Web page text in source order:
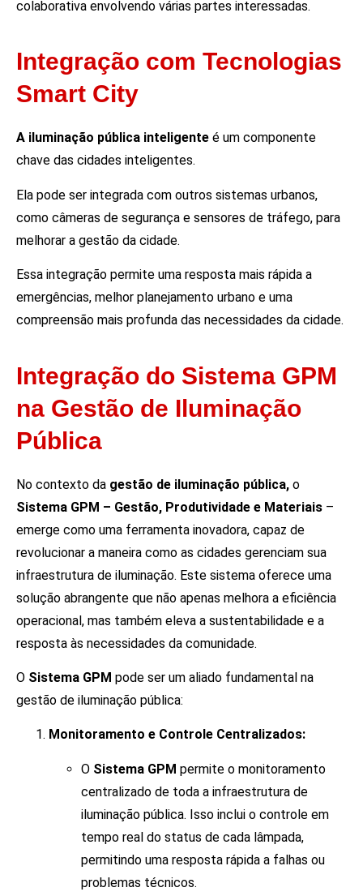
colaborativa envolvendo várias partes interessadas.
Integração com Tecnologias
Smart City
A iluminação pública inteligente é um componente
chave das cidades inteligentes.
Ela pode ser integrada com outros sistemas urbanos,
como câmeras de segurança e sensores de tráfego, para
melhorar a gestão da cidade.
Essa integração permite uma resposta mais rápida a
emergências, melhor planejamento urbano e uma
compreensão mais profunda das necessidades da cidade.
Integração do Sistema GPM
na Gestão de Iluminação
Pública
No contexto da gestão de iluminação pública, o
Sistema GPM – Gestão, Produtividade e Materiais –
emerge como uma ferramenta inovadora, capaz de
revolucionar a maneira como as cidades gerenciam sua
infraestrutura de iluminação. Este sistema oferece uma
solução abrangente que não apenas melhora a eficiência
operacional, mas também eleva a sustentabilidade e a
resposta às necessidades da comunidade.
O Sistema GPM pode ser um aliado fundamental na
gestão de iluminação pública:
Monitoramento e Controle Centralizados:
O Sistema GPM permite o monitoramento
centralizado de toda a infraestrutura de
iluminação pública. Isso inclui o controle em
tempo real do status de cada lâmpada,
permitindo uma resposta rápida a falhas ou
problemas técnicos.